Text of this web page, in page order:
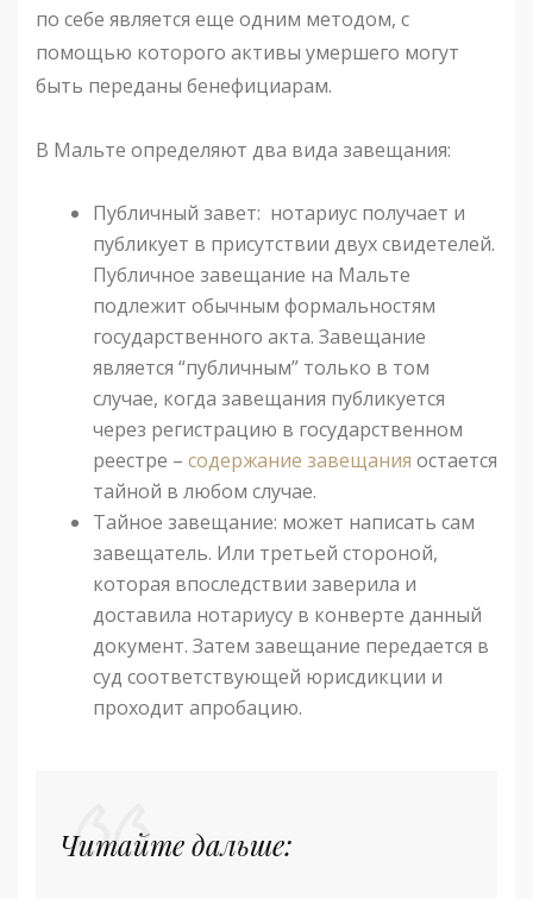
по себе является еще одним методом, с
помощью которого активы умершего могут
быть переданы бенефициарам.
В Мальте определяют два вида завещания:
Публичный завет: нотариус получает и
публикует в присутствии двух свидетелей.
Публичное завещание на Мальте
подлежит обычным формальностям
государственного акта. Завещание
является “публичным” только в том
случае, когда завещания публикуется
через регистрацию в государственном
реестре – содержание завещания остается
тайной в любом случае.
Тайное завещание: может написать сам
завещатель. Или третьей стороной,
которая впоследствии заверила и
доставила нотариусу в конверте данный
документ. Затем завещание передается в
суд соответствующей юрисдикции и
проходит апробацию.
Читайте дальше: